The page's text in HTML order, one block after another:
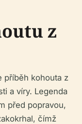
z
příběh kohouta z
a víry. Legenda
před popravou,
čímž